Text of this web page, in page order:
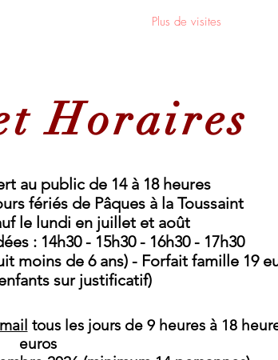
Plus de visites
Horaires
au public de 14 à 18 heures
fériés de Pâques à la Toussaint
le lundi en juillet et août
: 14h30 - 15h30 - 16h30 - 17h30
moins de 6 ans) - Forfait famille 19
sur justificatif)
tous les jours de 9 heures à 18
euros